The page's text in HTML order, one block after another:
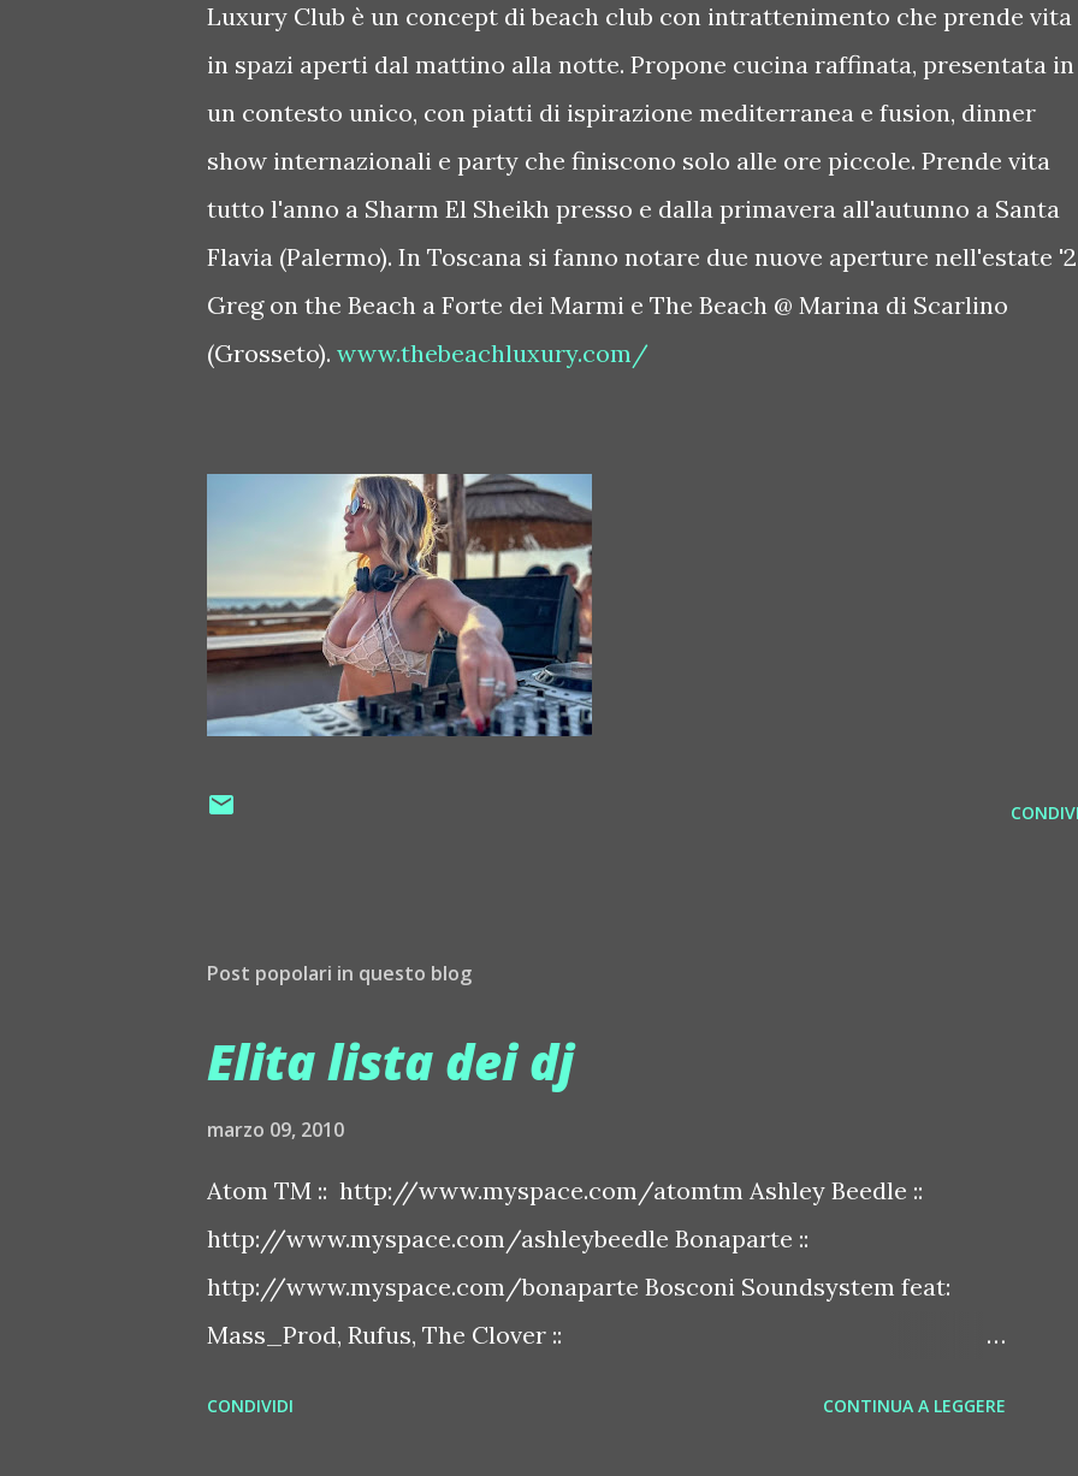
Luxury Club è un concept di beach club con intrattenimento che prende vita
in spazi aperti dal mattino alla notte. Propone cucina raffinata, presentata in
un contesto unico, con piatti di ispirazione mediterranea e fusion, dinner
show internazionali e party che finiscono solo alle ore piccole. Prende vita
tutto l'anno a Sharm El Sheikh presso e dalla primavera all'autunno a Santa
Flavia (Palermo). In Toscana si fanno notare due nuove aperture nell'estate
Greg on the Beach a Forte dei Marmi e The Beach @ Marina di Scarlino
(Grosseto). www.thebeachluxury.com/
Post popolari in questo blog
Elita lista dei dj
marzo 09, 2010
Atom TM :: http://www.myspace.com/atomtm Ashley Beedle ::
http://www.myspace.com/ashleybeedle Bonaparte ::
http://www.myspace.com/bonaparte Bosconi Soundsystem feat:
Mass_Prod, Rufus, The Clover ::
CONDIVIDI CONTINUA A LEGGERE